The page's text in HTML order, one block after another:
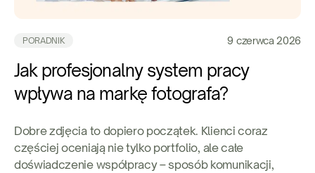
PORADNIK 9 czerwca 2026
Jak profesjonalny system pracy
wpływa na markę fotografa?
Dobre zdjęcia to dopiero początek. Klienci coraz
częściej oceniają nie tylko portfolio, ale całe
doświadczenie współpracy – sposób komunikacji,